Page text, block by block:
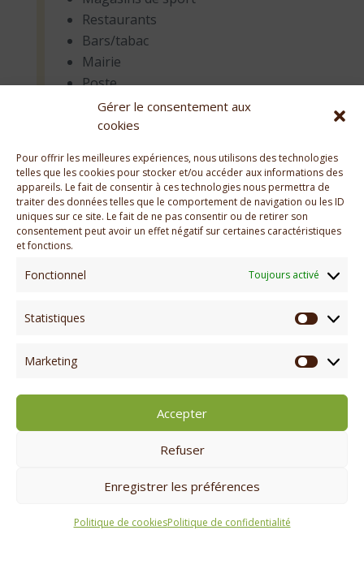
Gérer le consentement aux
cookies
Pour offrir les meilleures expériences, nous utilisons des technologies
telles que les cookies pour stocker et/ou accéder aux informations des
appareils. Le fait de consentir à ces technologies nous permettra de
traiter des données telles que le comportement de navigation ou les ID
uniques sur ce site. Le fait de ne pas consentir ou de retirer son
consentement peut avoir un effet négatif sur certaines caractéristiques
et fonctions.
Fonctionnel Toujours activé
Statistiques
Marketing
Accepter
Refuser
Enregistrer les préférences
Politique de cookiesPolitique de confidentialité
Restaurants
Bars/tabac
Mairie
Poste
Office de Tourisme
Médecin, Ostéopathe, Kiné
Laverie automatique